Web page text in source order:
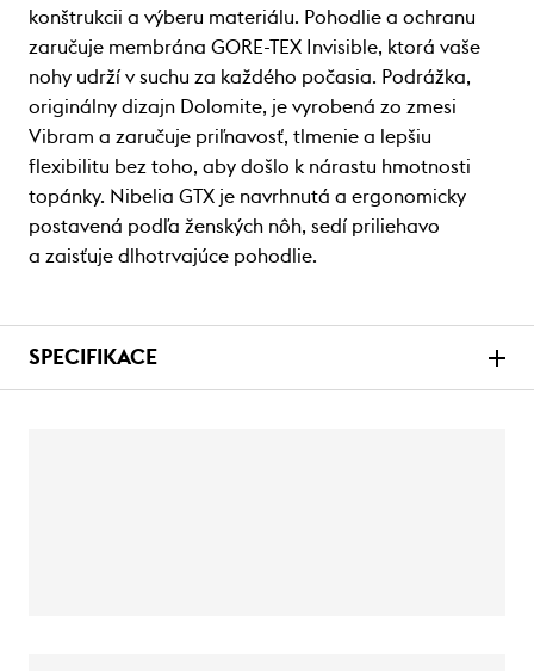
konštrukcii a výberu materiálu. Pohodlie a ochranu
zaručuje membrána GORE-TEX Invisible, ktorá vaše
nohy udrží v suchu za každého počasia. Podrážka,
originálny dizajn Dolomite, je vyrobená zo zmesi
Vibram a zaručuje priľnavosť, tlmenie a lepšiu
flexibilitu bez toho, aby došlo k nárastu hmotnosti
topánky. Nibelia GTX je navrhnutá a ergonomicky
postavená podľa ženských nôh, sedí priliehavo
a zaisťuje dlhotrvajúce pohodlie.
SPECIFIKACE